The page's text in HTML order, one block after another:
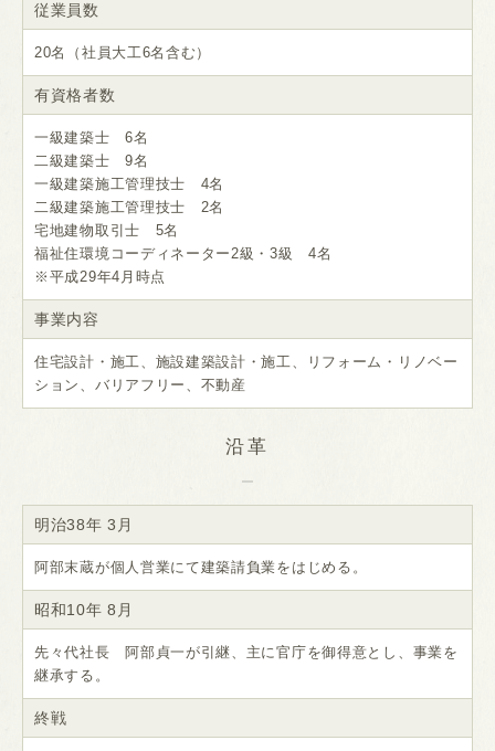
従業員数
20名（社員大工6名含む）
有資格者数
一級建築士 6名
二級建築士 9名
一級建築施工管理技士 4名
二級建築施工管理技士 2名
宅地建物取引士 5名
福祉住環境コーディネーター2級・3級 4名
※平成29年4月時点
事業内容
住宅設計・施工、施設建築設計・施工、リフォーム・リノベー
ション、バリアフリー、不動産
沿革
明治38年 3月
阿部末蔵が個人営業にて建築請負業をはじめる。
昭和10年 8月
先々代社長 阿部貞一が引継、主に官庁を御得意とし、事業を
継承する。
終戦